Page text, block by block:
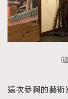
這次參與的藝術